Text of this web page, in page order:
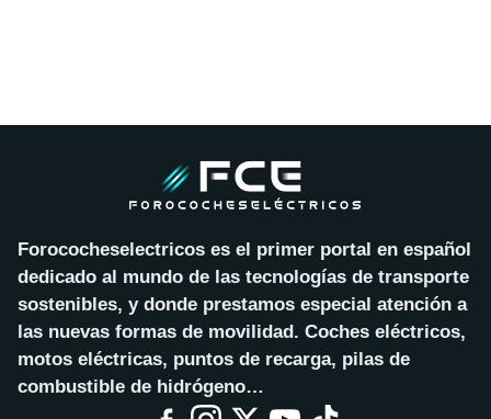
Forococheselectricos es el primer portal en español
dedicado al mundo de las tecnologías de transporte
sostenibles, y donde prestamos especial atención a
las nuevas formas de movilidad. Coches eléctricos,
motos eléctricas, puntos de recarga, pilas de
combustible de hidrógeno…